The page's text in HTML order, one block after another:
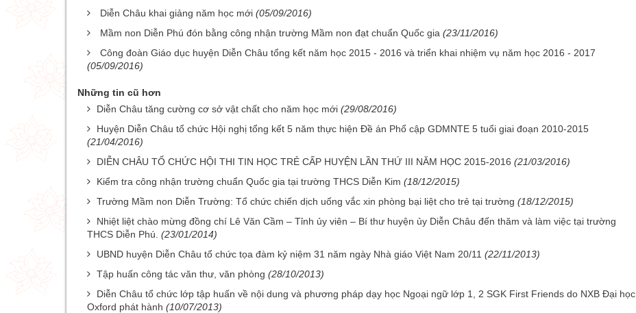
Diễn Châu khai giảng năm học mới (05/09/2016)
Mầm non Diễn Phú đón bằng công nhận trường Mầm non đạt chuẩn Quốc gia (23/11/2016)
Công đoàn Giáo dục huyện Diễn Châu tổng kết năm học 2015 - 2016 và triển khai nhiệm vụ năm học 2016 - 2017
(05/09/2016)
Những tin cũ hơn
Diễn Châu tăng cường cơ sở vật chất cho năm học mới (29/08/2016)
Huyện Diễn Châu tổ chức Hội nghị tổng kết 5 năm thực hiện Đề án Phổ cập GDMNTE 5 tuổi giai đoạn 2010-2015
(21/04/2016)
DIỄN CHÂU TỔ CHỨC HỘI THI TIN HỌC TRẺ CẤP HUYỆN LẦN THỨ III NĂM HỌC 2015-2016 (21/03/2016)
Kiểm tra công nhận trường chuẩn Quốc gia tại trường THCS Diễn Kim (18/12/2015)
Trường Mầm non Diễn Trường: Tổ chức chiến dịch uống vắc xin phòng bại liệt cho trẻ tại trường (18/12/2015)
Nhiệt liệt chào mừng đồng chí Lê Văn Cầm – Tỉnh ủy viên – Bí thư huyện ủy Diễn Châu đến thăm và làm việc tại trường
THCS Diễn Phú. (23/01/2014)
UBND huyện Diễn Châu tổ chức tọa đàm kỷ niệm 31 năm ngày Nhà giáo Việt Nam 20/11 (22/11/2013)
Tập huấn công tác văn thư, văn phòng (28/10/2013)
Diễn Châu tổ chức lớp tập huấn về nội dung và phương pháp dạy học Ngoại ngữ lớp 1, 2 SGK First Friends do NXB Đại học
Oxford phát hành (10/07/2013)